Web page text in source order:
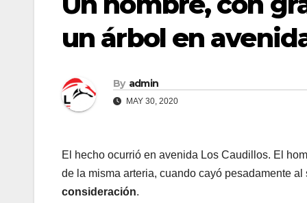
un árbol en
By admin
MAY 30, 2020
El hecho ocurrió en avenida Los Caudillos. El
de la misma arteria, cuando cayó pesadamente
consideración.